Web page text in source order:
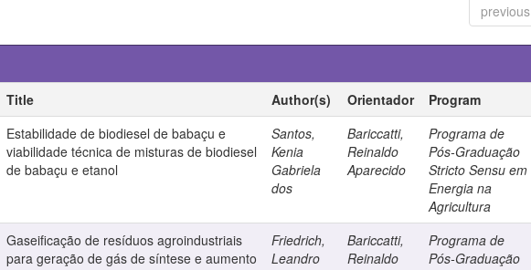
previous
Title Author(s) Orientador Program
Estabilidade de biodiesel de babaçu e
viabilidade técnica de misturas de biodiesel
de babaçu e etanol
Santos,
Kenia
Gabriela
dos
Bariccatti,
Reinaldo
Aparecido
Programa de
Pós-Graduação
Stricto Sensu em
Energia na
Agricultura
Gaseificação de resíduos agroindustriais
para geração de gás de síntese e aumento
Friedrich,
Leandro
Bariccatti,
Reinaldo
Programa de
Pós-Graduação